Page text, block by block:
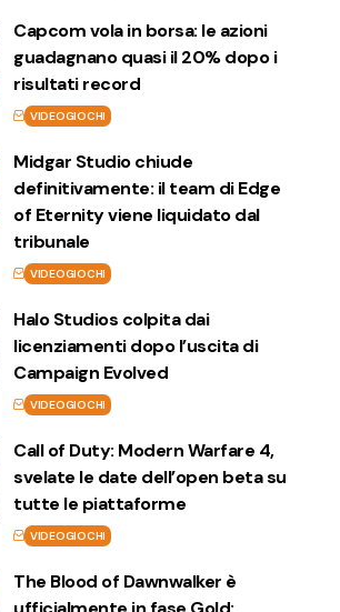
Capcom vola in borsa: le azioni
guadagnano quasi il 20% dopo i
risultati record
VIDEOGIOCHI
Midgar Studio chiude
definitivamente: il team di Edge
of Eternity viene liquidato dal
tribunale
VIDEOGIOCHI
Halo Studios colpita dai
licenziamenti dopo l’uscita di
Campaign Evolved
VIDEOGIOCHI
Call of Duty: Modern Warfare 4,
svelate le date dell’open beta su
tutte le piattaforme
VIDEOGIOCHI
The Blood of Dawnwalker è